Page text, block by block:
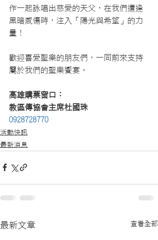
作一起詠唱出慈愛的天父，在我們遭逢
黑暗感傷時，注入「陽光與希望」的力
量！
歡迎喜愛聖樂的朋友們，一同前來支持
屬於我們的聖樂饗宴。
高雄購票窗口：
教區傳協會主席杜國珠
0928728770
活動快訊
最新消息
最新文章 查看全部